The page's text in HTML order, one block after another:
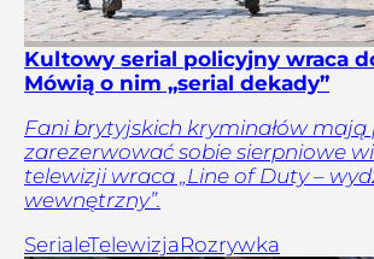
Kultowy serial policyjny wraca
Mówią o nim „serial dekady”
Fani brytyjskich kryminałów mają
zarezerwować sobie sierpniowe
telewizji wraca „Line of Duty –
wewnętrzny”.
SerialeTelewizjaRozrywka